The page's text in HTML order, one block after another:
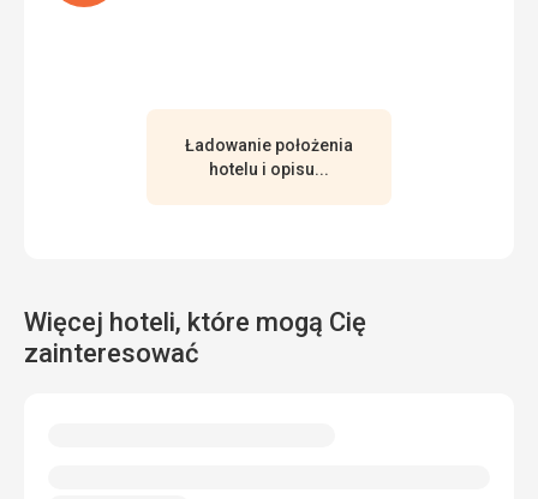
Ładowanie położenia
hotelu i opisu...
Więcej hoteli, które mogą Cię
zainteresować